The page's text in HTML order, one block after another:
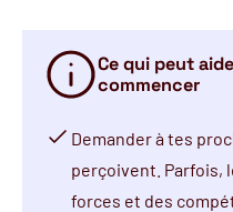
Ce qui peut
commencer
Demander à tes
perçoivent. Parfois,
forces et des